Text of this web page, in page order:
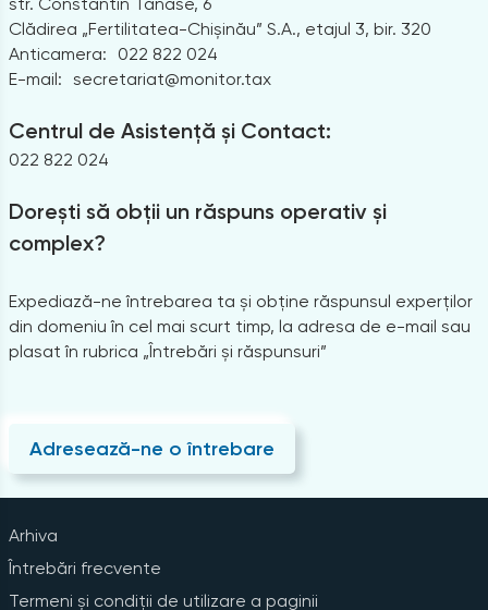
Clădirea „Fertilitatea-Chișinău” S.A., etajul 3, bir. 320
Anticamera:
022 822 024
E-mail: secretariat@monitor.tax
Centrul de Asistență și Contact:
022 822 024
Dorești să obții un răspuns operativ și
complex?
Expediază-ne întrebarea ta și obține răspunsul experților
din domeniu în cel mai scurt timp, la adresa de e-mail sau
plasat în rubrica „Întrebări și răspunsuri”
Adresează-ne o întrebare
Arhiva
Întrebări frecvente
Termeni și condiții de utilizare a paginii